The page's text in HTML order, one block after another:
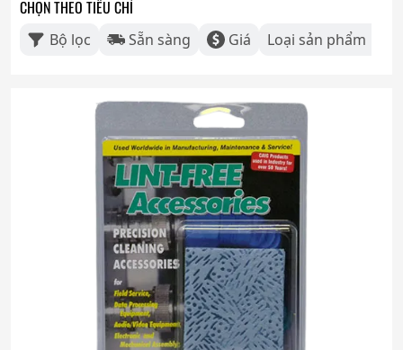
CHỌN THEO TIÊU CHÍ
Bộ lọc Sẵn sàng Giá Loại sản phẩm